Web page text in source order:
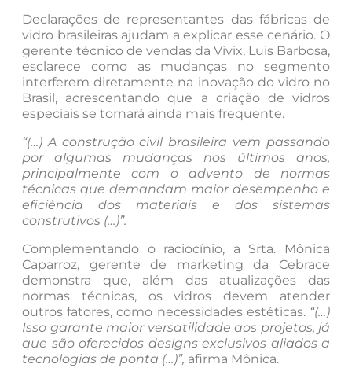
Declarações de representantes das fábricas de
vidro brasileiras ajudam a explicar esse cenário. O
gerente técnico de vendas da Vivix, Luis Barbosa,
esclarece como as mudanças no segmento
interferem diretamente na inovação do vidro no
Brasil, acrescentando que a criação de vidros
especiais se tornará ainda mais frequente.
“(…) A construção civil brasileira vem passando
por algumas mudanças nos últimos anos,
principalmente com o advento de normas
técnicas que demandam maior desempenho e
eficiência dos materiais e dos sistemas
construtivos (…)”.
Complementando o raciocínio, a Srta. Mônica
Caparroz, gerente de marketing da Cebrace
demonstra que, além das atualizações das
normas técnicas, os vidros devem atender
outros fatores, como necessidades estéticas. “(…)
Isso garante maior versatilidade aos projetos, já
que são oferecidos designs exclusivos aliados a
tecnologias de ponta (…)”, afirma Mônica.